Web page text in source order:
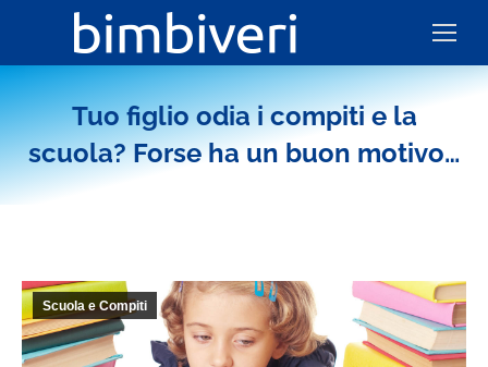
Tuo figlio odia i compiti e la
scuola? Forse ha un buon motivo…
Scuola e Compiti